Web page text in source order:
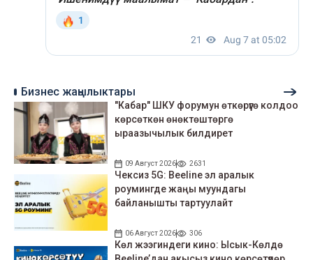
Бизнес жаңылыктары
"Кабар" ШКУ форумун өткөрүүгө колдоо
көрсөткөн өнөктөштөргө
ыраазычылык билдирет
09 Август 2026 2631
Чексиз 5G: Beeline эл аралык
роумингде жаңы муундагы
байланышты тартуулайт
06 Август 2026 306
Көл жээгиндеги кино: Ысык-Көлдө